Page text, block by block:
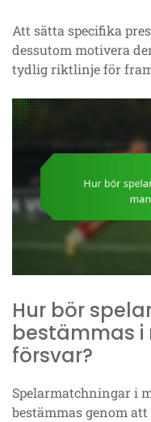
Att sätta specifika
dessutom motivera
tydlig riktlinje för
Hur bör
bestämmas
försvar?
Spelarmatchningar i
bestämmas genom